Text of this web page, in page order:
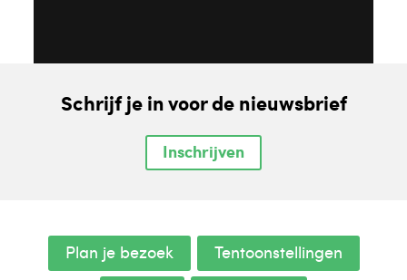
Schrijf je in voor de nieuwsbrief
Inschrijven
Plan je bezoek
Tentoonstellingen